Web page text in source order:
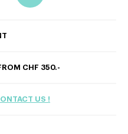
CHF 350.-
US !